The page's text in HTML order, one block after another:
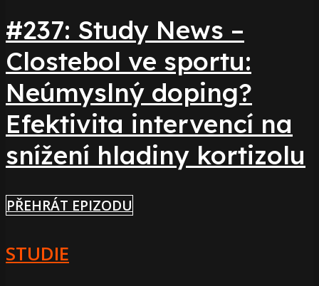
#237: Study News –
Clostebol ve sportu:
Neúmyslný doping?
Efektivita intervencí na
snížení hladiny kortizolu
PŘEHRÁT EPIZODU
STUDIE